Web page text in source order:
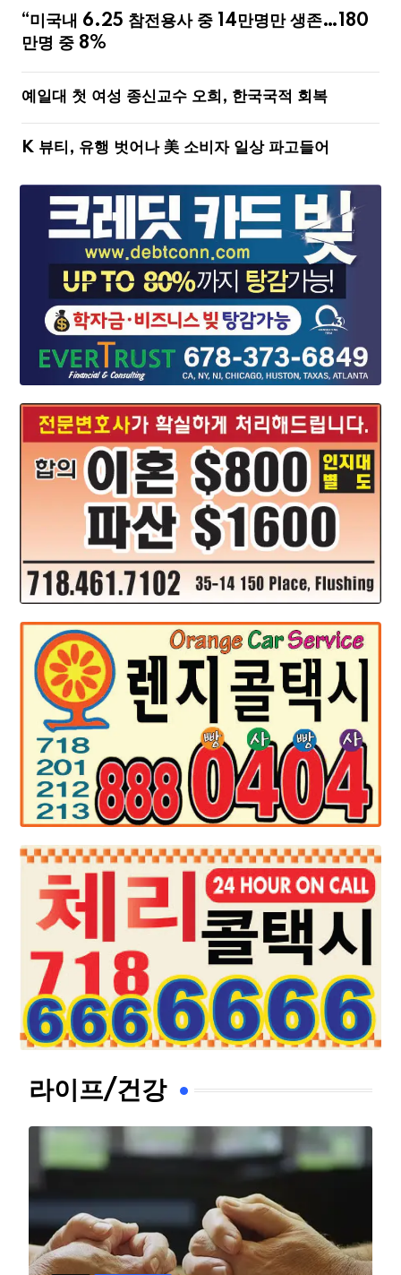
“미국내 6.25 참전용사 중 14만명만 생존…180
만명 중 8%
예일대 첫 여성 종신교수 오희, 한국국적 회복
K 뷰티, 유행 벗어나 美 소비자 일상 파고들어
라이프/건강